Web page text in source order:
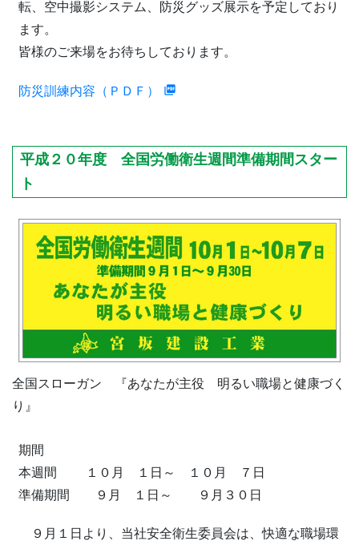
転、空中撮影システム、防災グッズ展示を予定しており
ます。
皆様のご来場をお待ちしております。
防災訓練内容（ＰＤＦ）
平成２０年度 全国労働衛生週間準備期間スター
ト
全国スローガン 『あなたが主役 明るい職場と健康づく
り』
期間
本週間 １０月 １日～ １０月 ７日
準備期間 ９月 １日～ ９月３０日
９月１日より、当社安全衛生委員会は、快適な職場環